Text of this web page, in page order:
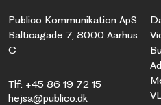
Publico Kommunikation ApS
Balticagade 7, 8000 Aarhus
C
Tlf: +45 86 19 72 15
hejsa@publico.dk